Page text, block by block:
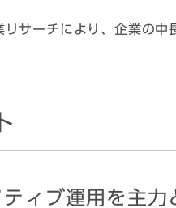
サーチにより、企業の中
ィブ運用を主力